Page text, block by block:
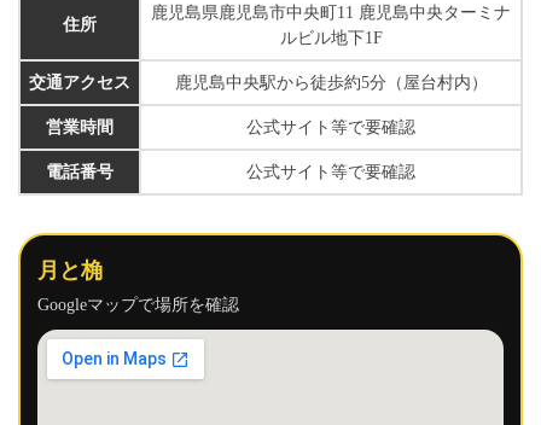
住所
鹿児島県鹿児島市中央町11 鹿児島中央ターミナ
ルビル地下1F
交通アクセス 鹿児島中央駅から徒歩約5分（屋台村内）
営業時間 公式サイト等で要確認
電話番号 公式サイト等で要確認
月と桷
Googleマップで場所を確認